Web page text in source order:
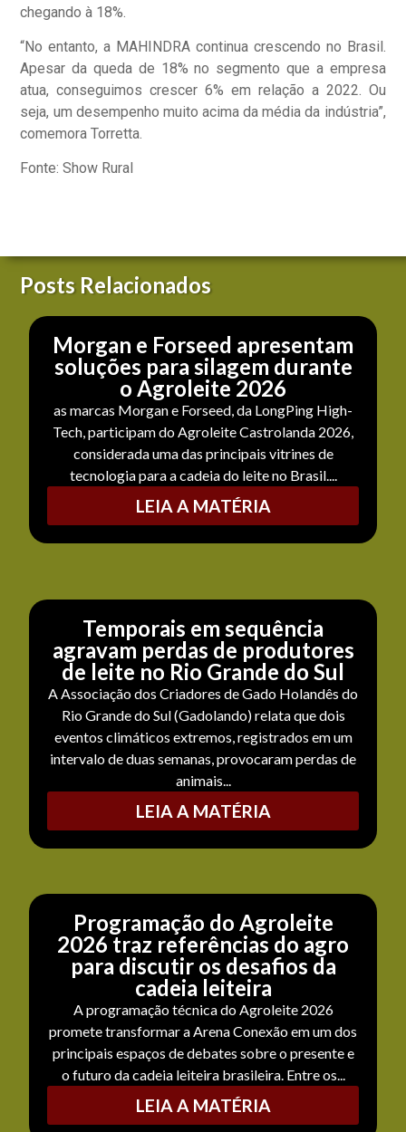
chegando à 18%.
“No entanto, a MAHINDRA continua crescendo no Brasil.
Apesar da queda de 18% no segmento que a empresa
atua, conseguimos crescer 6% em relação a 2022. Ou
seja, um desempenho muito acima da média da indústria”,
comemora Torretta.
Fonte: Show Rural
Posts Relacionados
Morgan e Forseed apresentam
soluções para silagem durante
o Agroleite 2026
as marcas Morgan e Forseed, da LongPing High-
Tech, participam do Agroleite Castrolanda 2026,
considerada uma das principais vitrines de
tecnologia para a cadeia do leite no Brasil....
LEIA A MATÉRIA
Temporais em sequência
agravam perdas de produtores
de leite no Rio Grande do Sul
A Associação dos Criadores de Gado Holandês do
Rio Grande do Sul (Gadolando) relata que dois
eventos climáticos extremos, registrados em um
intervalo de duas semanas, provocaram perdas de
animais...
LEIA A MATÉRIA
Programação do Agroleite
2026 traz referências do agro
para discutir os desafios da
cadeia leiteira
A programação técnica do Agroleite 2026
promete transformar a Arena Conexão em um dos
principais espaços de debates sobre o presente e
o futuro da cadeia leiteira brasileira. Entre os...
LEIA A MATÉRIA